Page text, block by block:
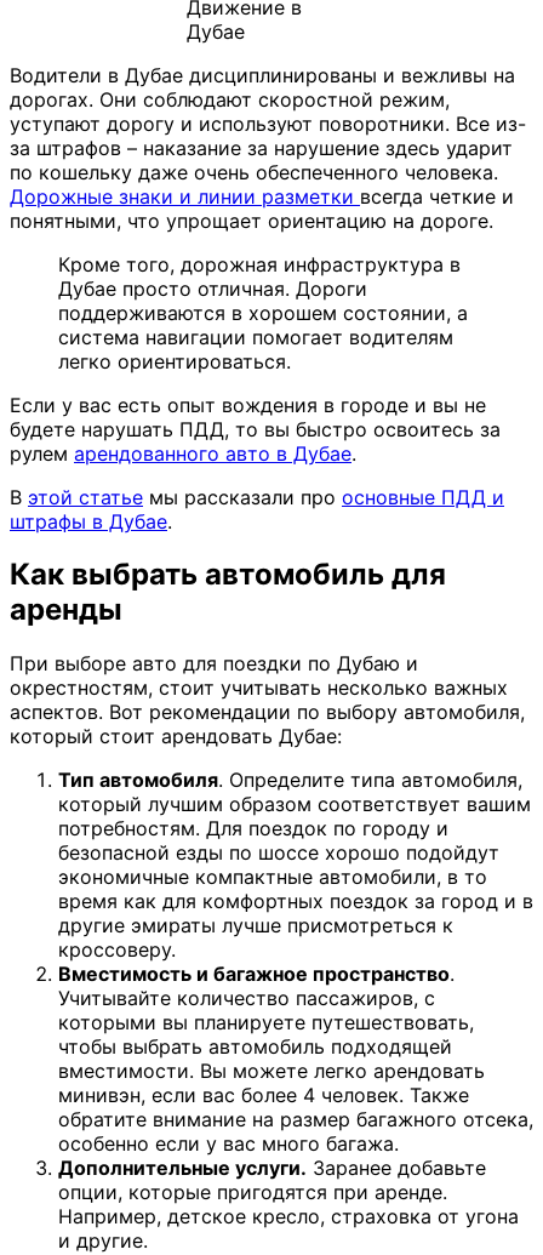
Движение в
Дубае
Водители в Дубае дисциплинированы и вежливы на
дорогах. Они соблюдают скоростной режим,
уступают дорогу и используют поворотники. Все из-
за штрафов – наказание за нарушение здесь ударит
по кошельку даже очень обеспеченного человека.
Дорожные знаки и линии разметки всегда четкие и
понятными, что упрощает ориентацию на дороге.
Кроме того, дорожная инфраструктура в
Дубае просто отличная. Дороги
поддерживаются в хорошем состоянии, а
система навигации помогает водителям
легко ориентироваться.
Если у вас есть опыт вождения в городе и вы не
будете нарушать ПДД, то вы быстро освоитесь за
рулем арендованного авто в Дубае.
В этой статье мы рассказали про основные ПДД и
штрафы в Дубае.
Как выбрать автомобиль для
аренды
При выборе авто для поездки по Дубаю и
окрестностям, стоит учитывать несколько важных
аспектов. Вот рекомендации по выбору автомобиля,
который стоит арендовать Дубае:
Тип автомобиля. Определите типа автомобиля,
который лучшим образом соответствует вашим
потребностям. Для поездок по городу и
безопасной езды по шоссе хорошо подойдут
экономичные компактные автомобили, в то
время как для комфортных поездок за город и в
другие эмираты лучше присмотреться к
кроссоверу.
Вместимость и багажное пространство.
Учитывайте количество пассажиров, с
которыми вы планируете путешествовать,
чтобы выбрать автомобиль подходящей
вместимости. Вы можете легко арендовать
минивэн, если вас более 4 человек. Также
обратите внимание на размер багажного отсека,
особенно если у вас много багажа.
Дополнительные услуги. Заранее добавьте
опции, которые пригодятся при аренде.
Например, детское кресло, страховка от угона
и другие.